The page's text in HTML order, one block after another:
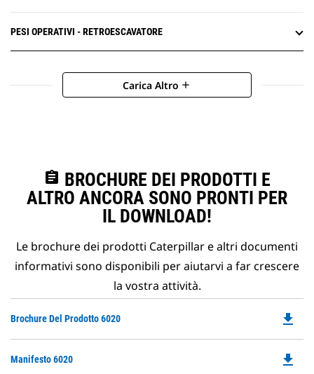
PESI OPERATIVI - RETROESCAVATORE
Carica Altro add
assignment BROCHURE DEI PRODOTTI E
ALTRO ANCORA SONO PRONTI PER
IL DOWNLOAD!
Le brochure dei prodotti Caterpillar e altri documenti
informativi sono disponibili per aiutarvi a far crescere
la vostra attività.
Brochure Del Prodotto 6020 file_download
Manifesto 6020 file_download